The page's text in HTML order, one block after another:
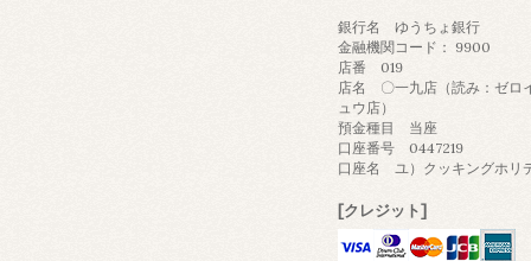
銀行名 ゆうちょ銀行
金融機関コード： 9900
店番 019
店名 〇一九店（読み：ゼロ
ュウ店）
預金種目 当座
口座番号 0447219
口座名 ユ）クッキングホリ
[クレジット]